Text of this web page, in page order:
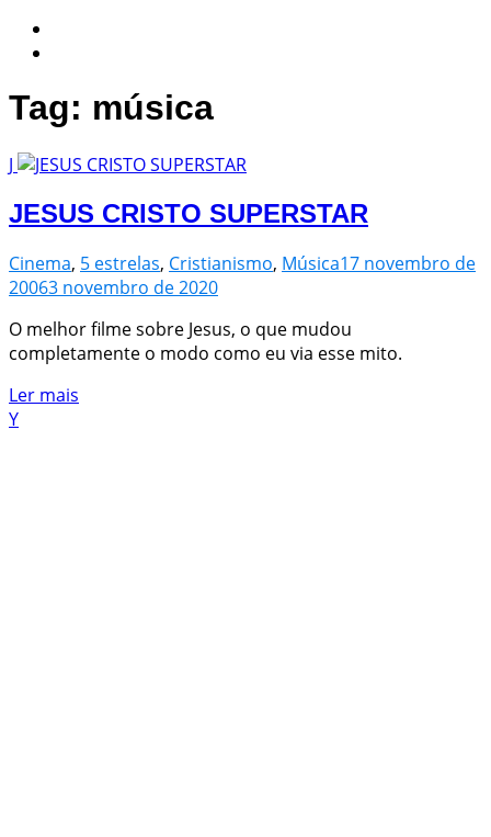
Tag: música
J
JESUS CRISTO SUPERSTAR
Cinema, 5 estrelas, Cristianismo, Música17 novembro de
20063 novembro de 2020
O melhor filme sobre Jesus, o que mudou
completamente o modo como eu via esse mito.
Ler mais
Y